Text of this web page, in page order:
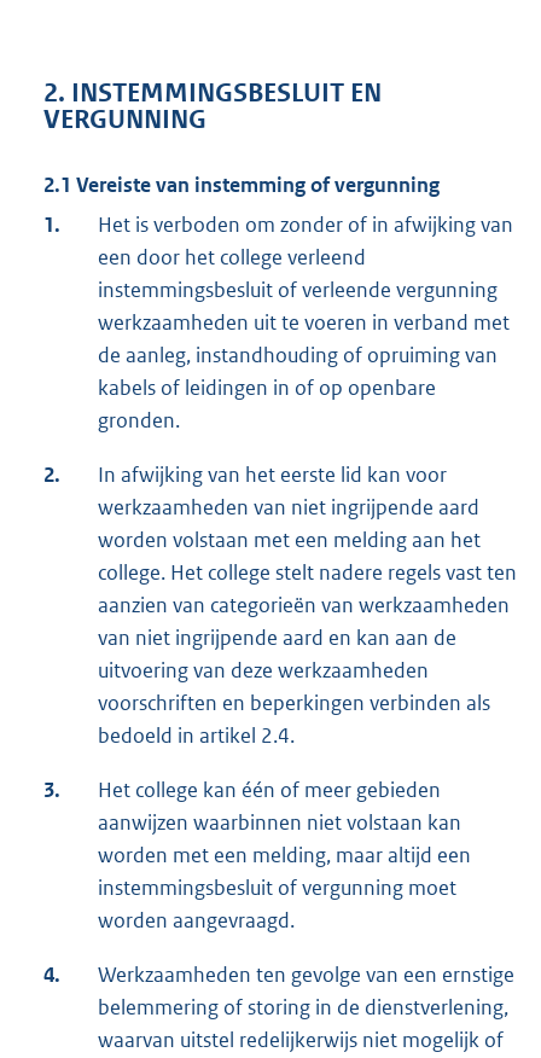
2. INSTEMMINGSBESLUIT EN
VERGUNNING
2.1 Vereiste van instemming of vergunning
1.
Het is verboden om zonder of in afwijking van
een door het college verleend
instemmingsbesluit of verleende vergunning
werkzaamheden uit te voeren in verband met
de aanleg, instandhouding of opruiming van
kabels of leidingen in of op openbare
gronden.
2.
In afwijking van het eerste lid kan voor
werkzaamheden van niet ingrijpende aard
worden volstaan met een melding aan het
college. Het college stelt nadere regels vast ten
aanzien van categorieën van werkzaamheden
van niet ingrijpende aard en kan aan de
uitvoering van deze werkzaamheden
voorschriften en beperkingen verbinden als
bedoeld in artikel 2.4.
3.
Het college kan één of meer gebieden
aanwijzen waarbinnen niet volstaan kan
worden met een melding, maar altijd een
instemmingsbesluit of vergunning moet
worden aangevraagd.
4.
Werkzaamheden ten gevolge van een ernstige
belemmering of storing in de dienstverlening,
waarvan uitstel redelijkerwijs niet mogelijk of